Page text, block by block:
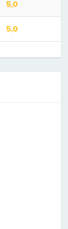
5,0
5,0